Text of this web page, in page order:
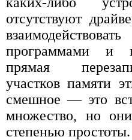
отсутствуют
программами и
прямая
участков памяти
смешное — это
множество, но
степенью простоты.